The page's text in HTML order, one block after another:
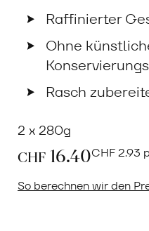
Raffinierter
Ohne
Rasch
2 x 280g
CHF 16.40CHF2.93
So berechnen wir den